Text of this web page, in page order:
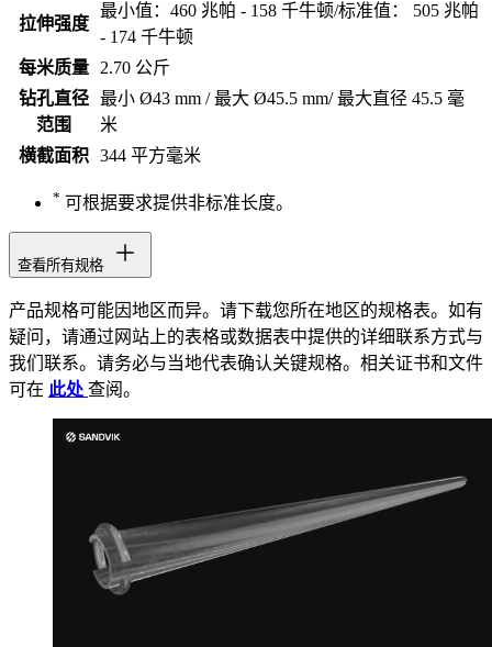
拉伸强度
最小值：460 兆帕 - 158 千牛顿/标准值： 505 兆帕
- 174 千牛顿
每米质量
2.70 公斤
钻孔直径
范围
最小 Ø43 mm / 最大 Ø45.5 mm/ 最大直径 45.5 毫
米
横截面积 344 平方毫米
* 可根据要求提供非标准长度。
查看所有规格
产品规格可能因地区而异。请下载您所在地区的规格表。如有
疑问，请通过网站上的表格或数据表中提供的详细联系方式与
我们联系。请务必与当地代表确认关键规格。相关证书和文件
可在 此处 查阅。